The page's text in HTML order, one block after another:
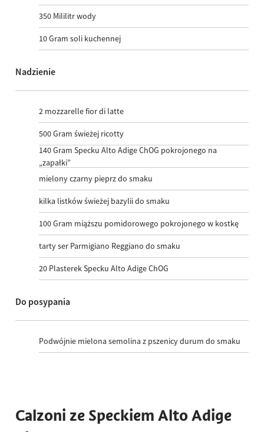
350 Mililitr wody
10Gram soli kuchennej
Nadzienie
2 mozzarelle fior di latte
500Gram świeżej ricotty
140Gram Specku Alto Adige ChOG pokrojonego na
„zapałki”
mielony czarny pieprz do smaku
kilka listków świeżej bazylii do smaku
100Gram miąższu pomidorowego pokrojonego w kostkę
tarty ser Parmigiano Reggiano do smaku
20 Plasterek Specku Alto Adige ChOG
Do posypania
Podwójnie mielona semolina z pszenicy durum do smaku
Calzoni ze Speckiem Alto Adige